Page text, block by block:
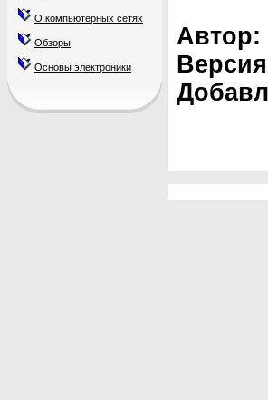
О компьютерных сетях
Обзоры
Основы электроники
Автор: